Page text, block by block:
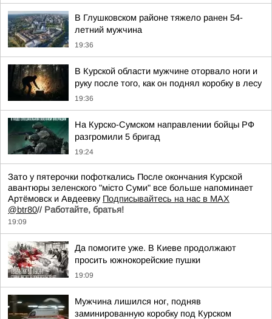
В Глушковском районе тяжело ранен 54-
летний мужчина
19:36
В Курской области мужчине оторвало ноги и
руку после того, как он поднял коробку в лесу
19:36
На Курско-Сумском направлении бойцы РФ
разгромили 5 бригад
19:24
Зато у пятерочки пофоткались После окончания Курской
авантюры зеленского "мiсто Суми" все больше напоминает
Артёмовск и Авдеевку Подписывайтесь на нас в MAX
@btr80// Работайте, братья!
19:09
Да помогите уже. В Киеве продолжают
просить южнокорейские пушки
19:09
Мужчина лишился ног, подняв
заминированную коробку под Курском